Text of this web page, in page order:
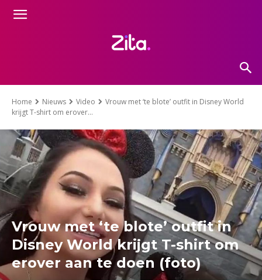
Home Nieuws Video
Vrouw met ‘te blote’ outfit in Disney World
krijgt T-shirt om erover...
Vrouw met ‘te blote’ outfit in
Disney World krijgt T-shirt om
erover aan te doen (foto)